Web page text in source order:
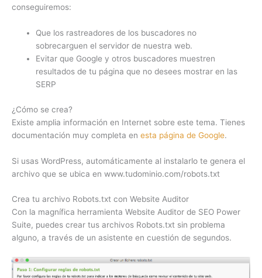
conseguiremos:
Que los rastreadores de los buscadores no
sobrecarguen el servidor de nuestra web.
Evitar que Google y otros buscadores muestren
resultados de tu página que no desees mostrar en las
SERP
¿Cómo se crea?
Existe amplia información en Internet sobre este tema. Tienes
documentación muy completa en esta página de Google.
Si usas WordPress, automáticamente al instalarlo te genera el
archivo que se ubica en www.tudominio.com/robots.txt
Crea tu archivo Robots.txt con Website Auditor
Con la magnífica herramienta Website Auditor de SEO Power
Suite, puedes crear tus archivos Robots.txt sin problema
alguno, a través de un asistente en cuestión de segundos.